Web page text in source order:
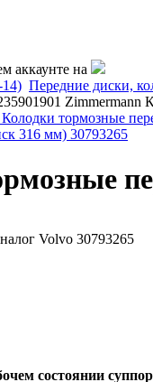
аккаунте на
Передние диски,
Zimmermann
тормозные
316 мм) 30793265
Volvo 30793265
состоянии